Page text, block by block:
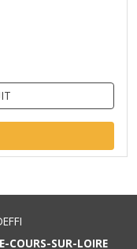
SUR-LOIRE